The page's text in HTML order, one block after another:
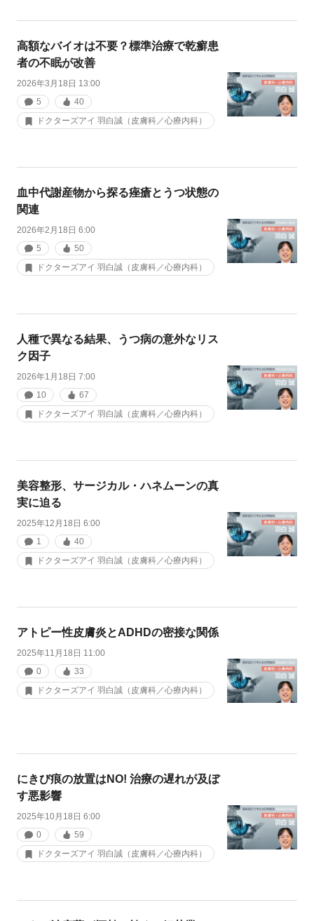
高額なバイオは不要？標準治療で乾癬患
者の不眠が改善
2026年3月18日 13:00
5
40
ドクターズアイ 羽白誠（皮膚科／心療内科）
血中代謝産物から探る痤瘡とうつ状態の
関連
2026年2月18日 6:00
5
50
ドクターズアイ 羽白誠（皮膚科／心療内科）
人種で異なる結果、うつ病の意外なリス
ク因子
2026年1月18日 7:00
10
67
ドクターズアイ 羽白誠（皮膚科／心療内科）
美容整形、サージカル・ハネムーンの真
実に迫る
2025年12月18日 6:00
1
40
ドクターズアイ 羽白誠（皮膚科／心療内科）
アトピー性皮膚炎とADHDの密接な関係
2025年11月18日 11:00
0
33
ドクターズアイ 羽白誠（皮膚科／心療内科）
にきび痕の放置はNO! 治療の遅れが及ぼ
す悪影響
2025年10月18日 6:00
0
59
ドクターズアイ 羽白誠（皮膚科／心療内科）